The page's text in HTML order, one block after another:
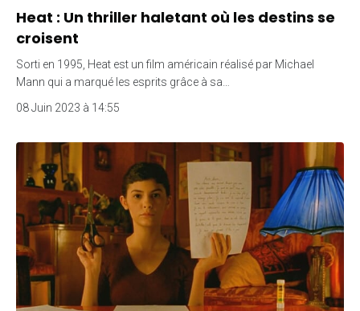
Heat : Un thriller haletant où les destins se
croisent
Sorti en 1995, Heat est un film américain réalisé par Michael
Mann qui a marqué les esprits grâce à sa…
08 Juin 2023 à 14:55